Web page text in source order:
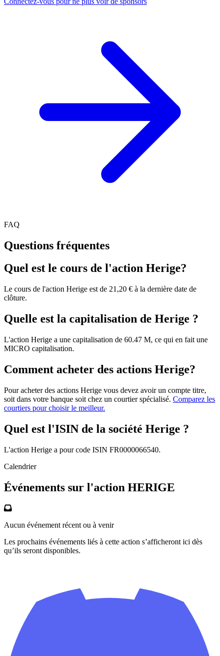
FAQ
Questions fréquentes
Quel est le cours de l'action Herige?
Le cours de l'action Herige est de 21,20 € à la dernière date de
clôture.
Quelle est la capitalisation de Herige ?
L'action Herige a une capitalisation de 60.47 M, ce qui en fait une
MICRO capitalisation.
Comment acheter des actions Herige?
Pour acheter des actions Herige vous devez avoir un compte titre,
soit dans votre banque soit chez un courtier spécialisé. Comparez les
courtiers pour choisir le meilleur.
Quel est l'ISIN de la société Herige ?
L'action Herige a pour code ISIN FR0000066540.
Calendrier
Événements sur l'action HERIGE
Aucun événement récent ou à venir
Les prochains événements liés à cette action s’afficheront ici dès
qu’ils seront disponibles.